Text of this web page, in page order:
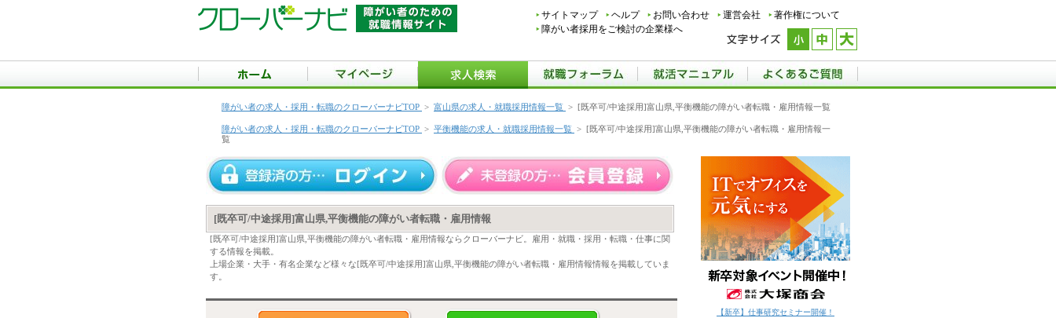
サイトマップ ヘルプ お問い合わせ 運営会社
著作権について
障がい者採用をご検討の企業様へ
障がい者の求人・採用・転職のクローバーナビTOP > 富山県の求人・就職採用情報一覧 > [既卒可/中途採用]富山県,平衡機能の障がい者転職・雇用情報一覧
障がい者の求人・採用・転職のクローバーナビTOP > 平衡機能の求人・就職採用情報一覧 > [既卒可/中途採用]富山県,平衡機能の障がい者転職・雇用情報一
覧
[既卒可/中途採用]富山県,平衡機能の障がい者転職・雇用情報
[既卒可/中途採用]富山県,平衡機能の障がい者転職・雇用情報ならクローバーナビ。雇用・就職・採用・転職・仕事に関
する情報を掲載。
上場企業・大手・有名企業など様々な[既卒可/中途採用]富山県,平衡機能の障がい者転職・雇用情報情報を掲載していま
す。
【新卒】仕事研究セミナー開催！